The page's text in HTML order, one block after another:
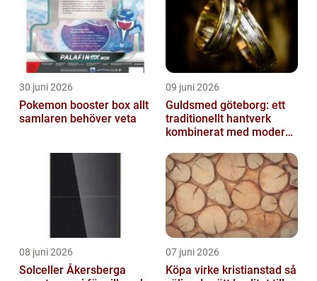
30 juni 2026
Pokemon booster box allt
samlaren behöver veta
09 juni 2026
Guldsmed göteborg: ett
traditionellt hantverk
kombinerat med modern
08 juni 2026
Solceller Åkersberga
07 juni 2026
Köpa virke kristianstad så